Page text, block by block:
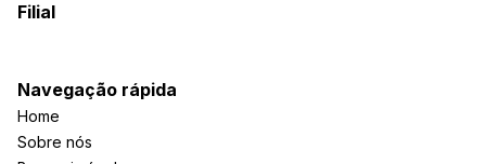
Filial
Navegação rápida
Home
Sobre nós